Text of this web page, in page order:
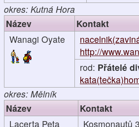
okres: Kutná Hora
Název
Kontakt
Wanagi Oyate
http://
rod: Přátelé
okres: Mělník
Název
Kontakt
Lacerta Peta
Kosmonautů